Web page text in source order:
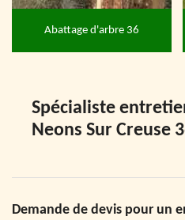
Abattage d'arbre 36
Spécialiste
Neons Sur Creuse
Demande de devis pour un